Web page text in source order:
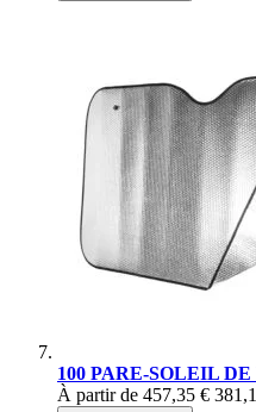
100 PARE-SOLEIL
À partir de 457,35 €